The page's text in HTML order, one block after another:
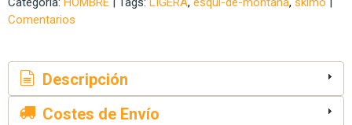
Comentarios
Descripción
Costes de Envío